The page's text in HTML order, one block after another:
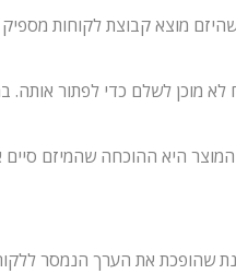
מוצא קבוצת לקוחות
מוכן לשלם כדי לפתור אותה.
היא ההוכחה שהמיזם
שהופכת את הערך הנמסר